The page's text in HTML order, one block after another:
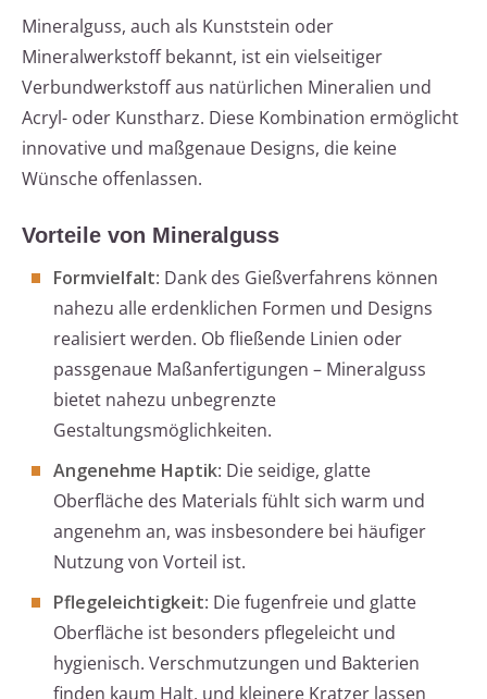
Mineralguss, auch als Kunststein oder
Mineralwerkstoff bekannt, ist ein vielseitiger
Verbundwerkstoff aus natürlichen Mineralien und
Acryl- oder Kunstharz. Diese Kombination ermöglicht
innovative und maßgenaue Designs, die keine
Wünsche offenlassen.
Vorteile von Mineralguss
Formvielfalt: Dank des Gießverfahrens können
nahezu alle erdenklichen Formen und Designs
realisiert werden. Ob fließende Linien oder
passgenaue Maßanfertigungen – Mineralguss
bietet nahezu unbegrenzte
Gestaltungsmöglichkeiten.
Angenehme Haptik: Die seidige, glatte
Oberfläche des Materials fühlt sich warm und
angenehm an, was insbesondere bei häufiger
Nutzung von Vorteil ist.
Pflegeleichtigkeit: Die fugenfreie und glatte
Oberfläche ist besonders pflegeleicht und
hygienisch. Verschmutzungen und Bakterien
finden kaum Halt, und kleinere Kratzer lassen